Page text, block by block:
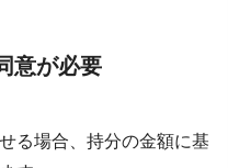
意が必要
る場合、持分の金額に基